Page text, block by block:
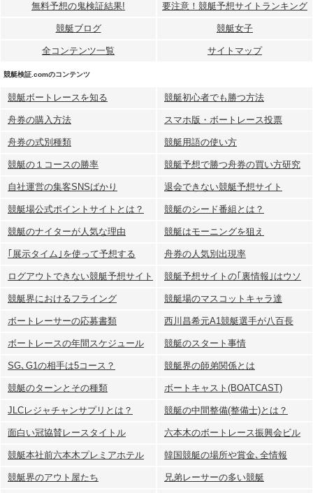
無料予想の⻤検証結果! 要注意！競艇予想サイトランキング
競艇ブログ 競艇女子
全コンテンツ一覧 サイトマップ
競艇検証.comのコンテンツ
競艇ボートレースを知る 競艇初心者でも勝つ方法
舟券の購入方法 スマホ版・ボートレース投票
舟券の式別種類 競艇用語の使い方
競艇の１コースの勝率 競艇予想で勝つ舟券の買い方研究
自社運営の集客SNSばかり 退会できない競艇予想サイト
競艇場公式ポイントサイトとは？ 競艇のシード番組とは？
競艇のナイターが人気な理由 競艇はモーニングを狙え
｢展示タイム｣を使って予想する 舟券の人気別出現率
ログアウトできない競艇予想サイト 競艇予想サイトの｢裏情報｣はウソ
競艇界におけるフライング 競艇場のマスコットキャラ達
ボートレーサーの応募書類 西川昌希元A1競艇選手が八百長
ボートレースの年間スケジュール 競艇のスタート事情
SG､G1の相手は5コース？ 競艇界の師弟関係とは
競艇のターンとその種類 ボートキャスト(BOATCAST)
JLCレジャチャンサプリとは？ 競艇の中間整備(整備士)とは？
面白い冠協賛レースタイトル 六本木のボートレース振興会ビル
競艇本社前六本木プレミアホテル 韓国競艇の場所や賞金､全情報
競艇界のアウト屋たち 兄弟レーサーの多い競艇